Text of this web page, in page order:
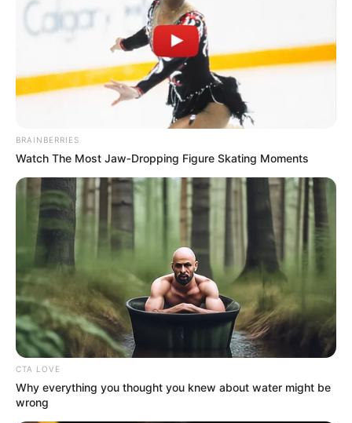
สีมงคลประจำวัน สีมงคลวันจันทร์
นักเขียน
เนื้อหาที่ได้รับการโปรโมต
BRAINBERRIES
Watch The Most Jaw‑Dropping Figure Skating Moments
CTA LOVE
Why everything you thought you knew about water might be
wrong